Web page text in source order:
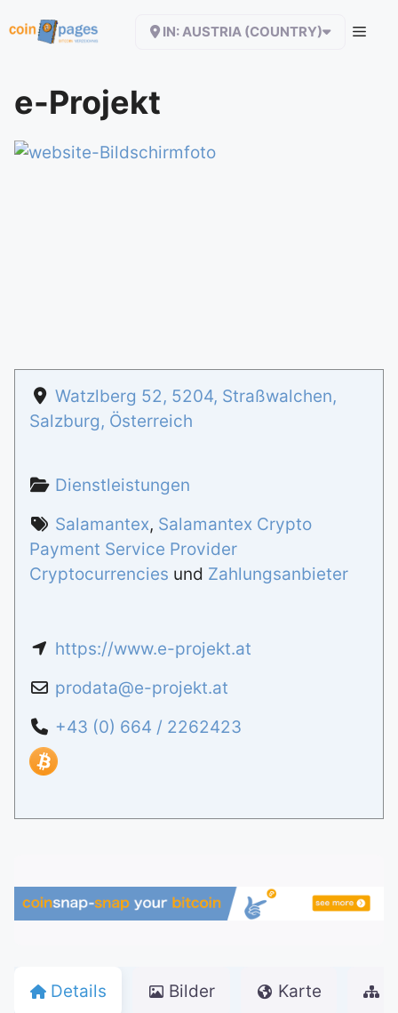
Inhalt
IN: AUSTRIA (COUNTRY)
e-Projekt
Watzlberg 52, 5204, Straßwalchen,
Salzburg, Österreich
Dienstleistungen
Salamantex, Salamantex Crypto
Payment Service Provider
Cryptocurrencies und Zahlungsanbieter
https://www.e-projekt.at
prodata@e-projekt.at
+43 (0) 664 / 2262423
Details Bilder Karte